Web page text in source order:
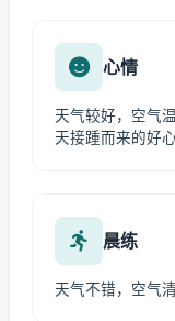
心情
天气较好，空气
天接踵而来的好心
晨练
天气不错，空气清